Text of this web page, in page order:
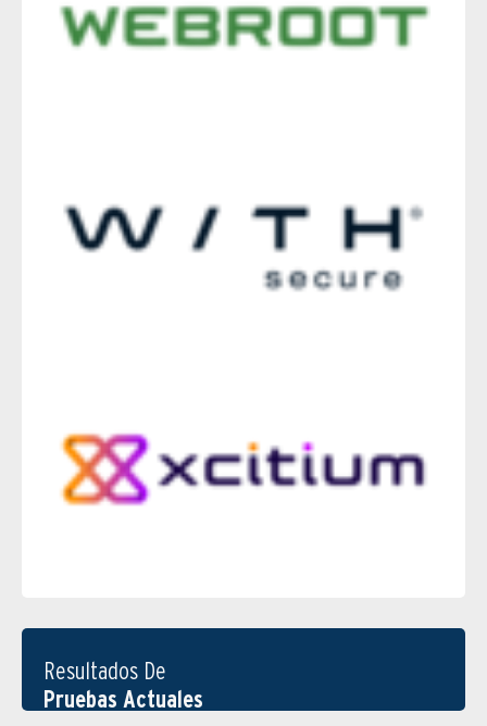
Resultados De
Pruebas Actuales